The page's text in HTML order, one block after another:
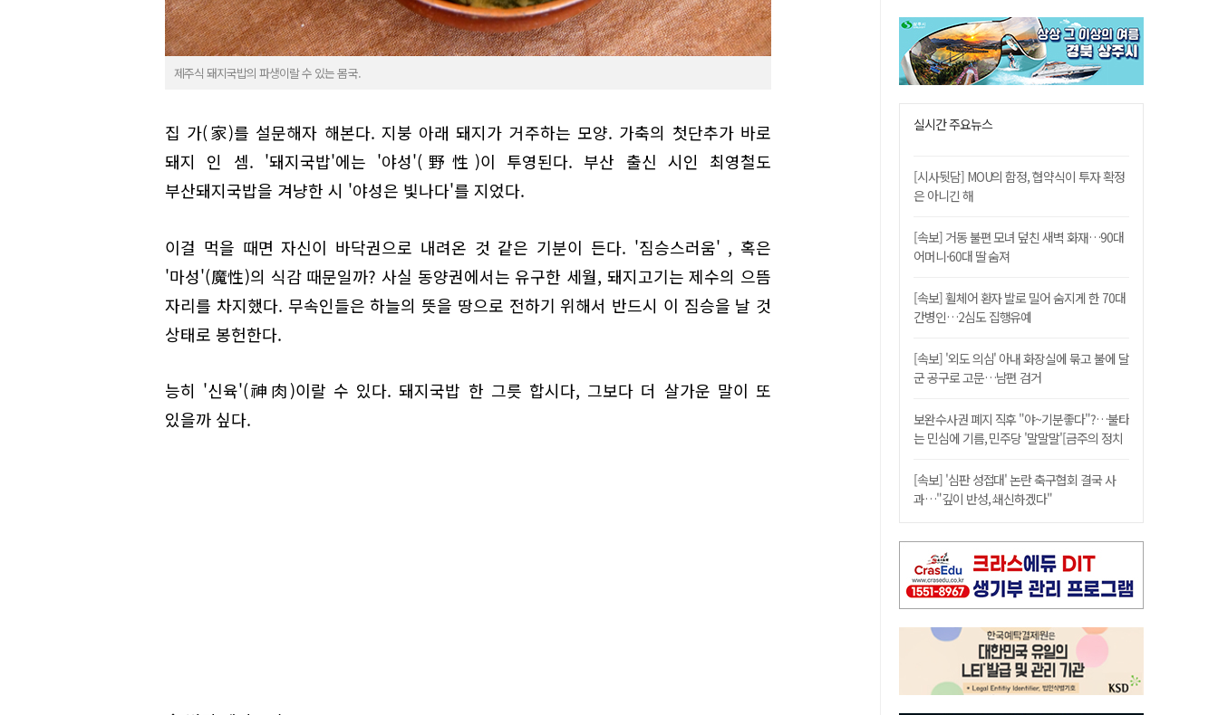
제주식 돼지국밥의 파생이랄 수 있는 몸국.
집 가(家)를 설문해자 해본다. 지붕 아래 돼지가 거주하는 모양. 가축의 첫단추가 바로
돼지 인 셈. '돼지국밥'에는 '야성'(野性)이 투영된다. 부산 출신 시인 최영철도
부산돼지국밥을 겨냥한 시 '야성은 빛나다'를 지었다.
이걸 먹을 때면 자신이 바닥권으로 내려온 것 같은 기분이 든다. '짐승스러움' , 혹은
'마성'(魔性)의 식감 때문일까? 사실 동양권에서는 유구한 세월, 돼지고기는 제수의 으뜸
자리를 차지했다. 무속인들은 하늘의 뜻을 땅으로 전하기 위해서 반드시 이 짐승을 날 것
상태로 봉헌한다.
능히 '신육'(神肉)이랄 수 있다. 돼지국밥 한 그릇 합시다, 그보다 더 살가운 말이 또
있을까 싶다.
실시간 주요뉴스
[시사뒷담] MOU의 함정, 협약식이 투자 확정
은 아니긴 해
[속보] 거동 불편 모녀 덮친 새벽 화재…90대
어머니·60대 딸 숨져
[속보] 휠체어 환자 발로 밀어 숨지게 한 70대
간병인…2심도 집행유예
[속보] '외도 의심' 아내 화장실에 묶고 불에 달
군 공구로 고문…남편 검거
보완수사권 폐지 직후 "야~기분좋다"?…불타
는 민심에 기름, 민주당 '말말말'[금주의 정치
[속보] '심판 성접대' 논란 축구협회 결국 사
과…"깊이 반성, 쇄신하겠다"